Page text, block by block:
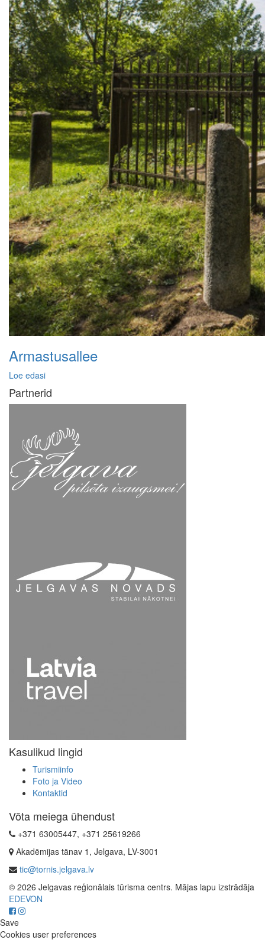
Armastusallee
Loe edasi
Partnerid
Kasulikud lingid
Turismiinfo
Foto ja Video
Kontaktid
Võta meiega ühendust
+371 63005447, +371 25619266
Akadēmijas tänav 1, Jelgava, LV-3001
tic@tornis.jelgava.lv
© 2026 Jelgavas reģionālais tūrisma centrs. Mājas lapu izstrādāja
EDEVON
Save
Cookies user preferences